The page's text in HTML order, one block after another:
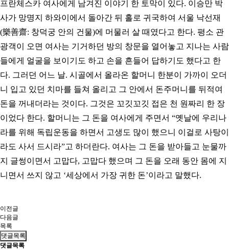
프란체스카 여사에게 남겨진 이야기 한 토막이 있다. 이승만 박
사가 망명지 하와이에서 돌아간 뒤 홀로 귀국하여 서울 낙선재
(樂善齋: 창덕궁 안의 건물)에 머물러 살 때였다고 한다. 평소 관
광객이 오면 여사는 기거하던 방의 창문을 열어놓고 지나는 사람
들에게 얼굴을 보이기도 하고 손을 흔들어 답하기도 했다고 한
다. 그러던 어느 날. 시골에서 올라온 할머니 한분이 가까이 오더
니 입고 있던 치마를 들쳐 올리고 그 안에서 돈주머니를 뒤적여
돈을 꺼내더라는 것이다. 그것은 꼬깃꼬깃 접은 천 원짜리 한 장
이었다 한다. 할머니는 그 돈을 여사에게 주면서 “옛날에 우리나
라를 위해 독립운동을 하면서 고생도 많이 했으니 이걸로 사탕이
라도 사서 드시라”고 하더란다. 여사는 그 돈을 받아들고 눈물까
지 글썽이면서 고맙다, 고맙다 했으며 그 돈을 오래 동안 몸에 지
니면서 쓰지 않고 ‘세상에서 가장 귀한 돈’이라고 말했다.
이전글
다음글
목록
댓글목록
댓글목록